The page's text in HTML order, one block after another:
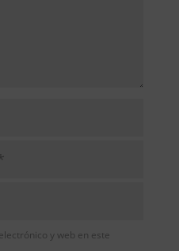
y web en este